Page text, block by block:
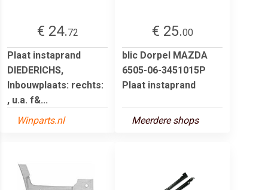
€ 24.72
Plaat instaprand
DIEDERICHS,
Inbouwplaats: rechts:
, u.a. f&...
Winparts.nl
€ 25.00
blic Dorpel MAZDA
6505-06-3451015P
Plaat instaprand
Meerdere shops